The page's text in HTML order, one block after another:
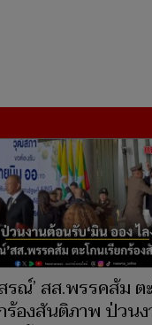
รณ์’ สส.พรรคส้ม ต
ร้องสันติภาพ ป่วน